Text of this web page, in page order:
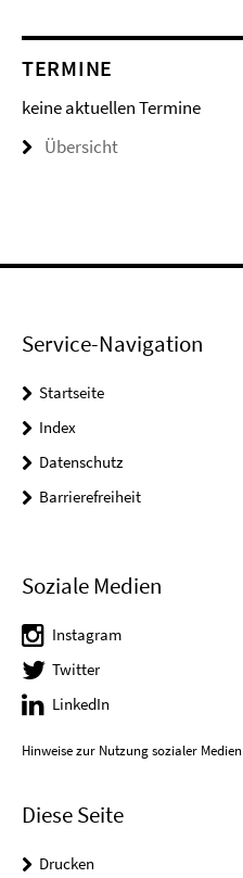
TERMINE
keine aktuellen Termine
Übersicht
Service-Navigation
Startseite
Index
Datenschutz
Barrierefreiheit
Soziale Medien
Instagram
Twitter
LinkedIn
Hinweise zur Nutzung sozialer Medien
Diese Seite
Drucken